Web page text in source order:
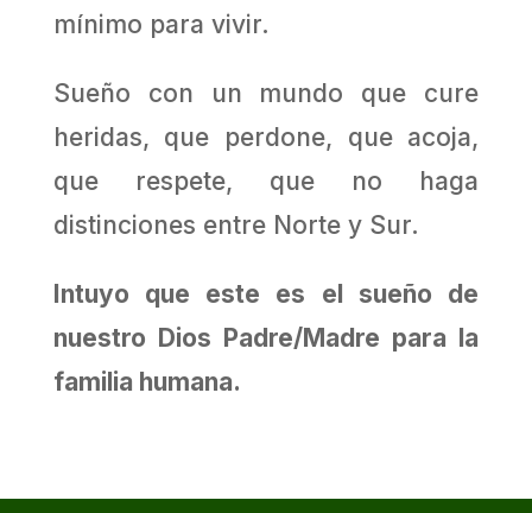
mínimo para vivir.
Sueño con un mundo que cure
heridas, que perdone, que acoja,
que respete, que no haga
distinciones entre Norte y Sur.
Intuyo que este es el sueño de
nuestro Dios Padre/Madre para la
familia humana.